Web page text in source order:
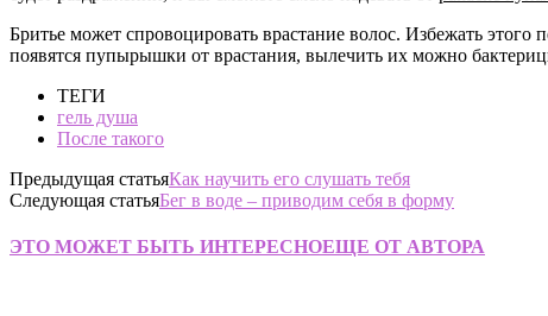
Бритье может спровоцировать врастание волос. Избежать
появятся пупырышки от врастания, вылечить их можно
ТЕГИ
гель душа
После такого
Предыдущая статьяКак научить его слушать тебя
Следующая статьяБег в воде – приводим себя в форму
ЭТО МОЖЕТ БЫТЬ ИНТЕРЕСНОЕЩЕ ОТ АВТОРА